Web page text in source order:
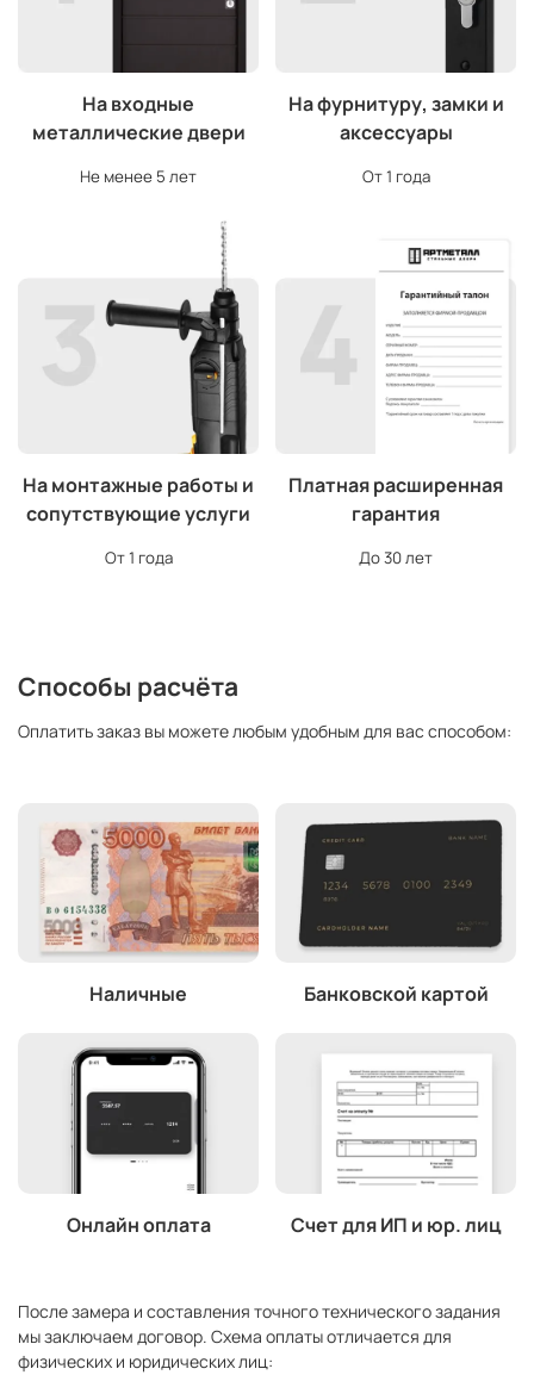
На входные
металлические двери
Не менее 5 лет
На фурнитуру, замки и
аксессуары
От 1 года
На монтажные работы и
сопутствующие услуги
От 1 года
Платная расширенная
гарантия
До 30 лет
Способы расчёта
Оплатить заказ вы можете любым удобным для вас способом:
Наличные Банковской картой
Онлайн оплата Счет для ИП и юр. лиц
После замера и составления точного технического задания
мы заключаем договор. Схема оплаты отличается для
физических и юридических лиц: